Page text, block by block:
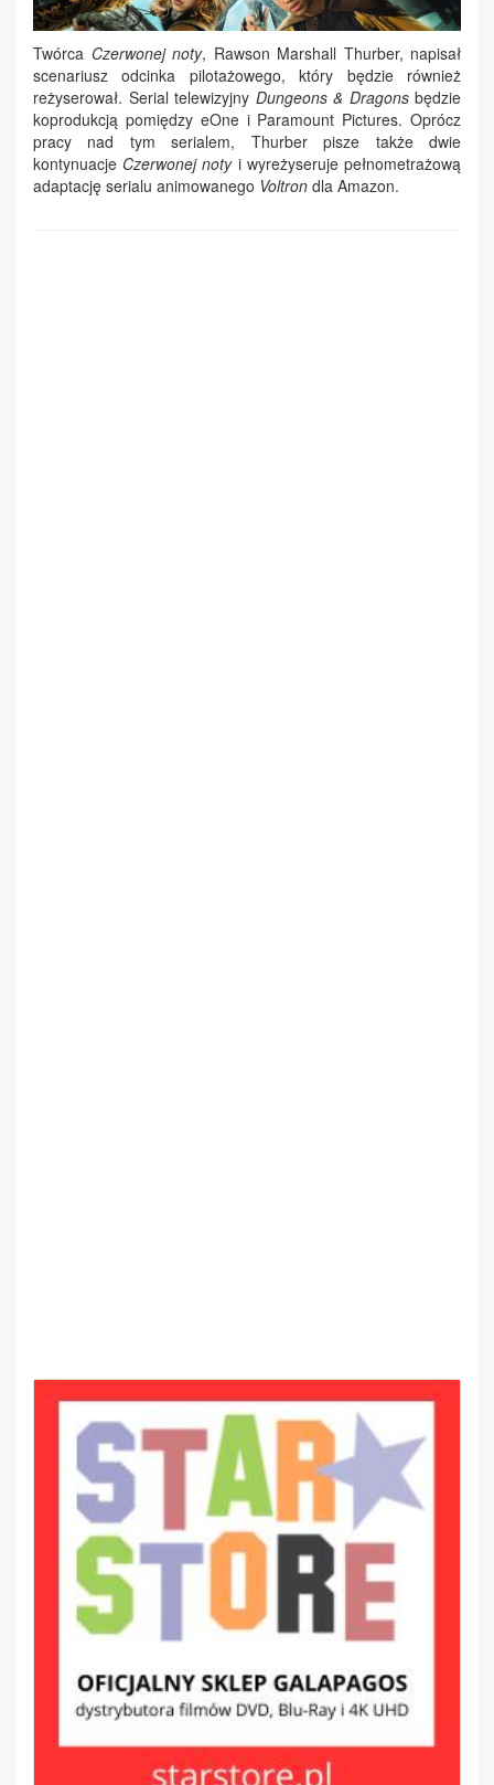
Twórca Czerwonej noty, Rawson Marshall Thurber, napisał
scenariusz odcinka pilotażowego, który będzie również
reżyserował. Serial telewizyjny Dungeons & Dragonsbędzie
koprodukcją pomiędzy eOne i Paramount Pictures. Oprócz
pracy nad tym serialem, Thurber pisze także dwie
kontynuacje Czerwonej notyi wyreżyseruje pełnometrażową
adaptację serialu animowanego Voltron dla Amazon.